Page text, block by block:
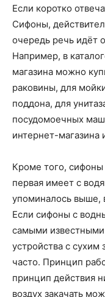
Если коротко
Сифоны,
очередь речь идёт
Например, в
магазина можно
раковины, для
поддона, для
посудомоечных
интернет-
Кроме того,
первая имеет с
упоминалось выше,
Если сифоны с
самыми
устройства с сухим
часто. Принцип
принцип действия
воздух закачать